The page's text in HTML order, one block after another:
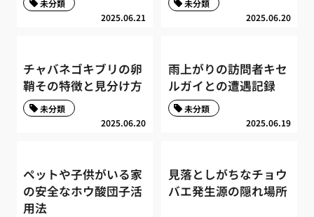
2025.06.21
未分類
2025.06.20
未分類
チャバネゴキブリの卵
鞘その特徴と見分け方
2025.06.20
未分類
雨上がりの訪問者キセ
ルガイとの遭遇記録
2025.06.19
未分類
ペットや子供がいる家
の安全なホウ酸団子活
用法
見落としがちなチョウ
バエ発生源の隠れ場所